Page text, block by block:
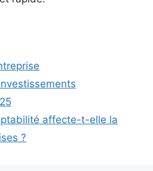
affecte-t-elle la
?